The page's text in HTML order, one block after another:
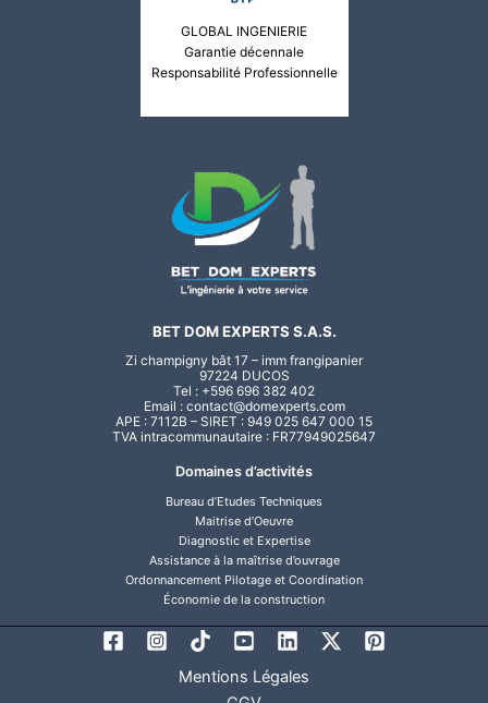
GLOBAL INGENIERIE
Garantie décennale
Responsabilité Professionnelle
BET DOM EXPERTS S.A.S.
Zi champigny bât 17 – imm frangipanier
97224 DUCOS
Tel : +596 696 382 402
Email : contact@domexperts.com
APE : 7112B – SIRET : 949 025 647 000 15
TVA intracommunautaire : FR77949025647
Domaines d’activités
Bureau d’Etudes Techniques
Maitrise d’Oeuvre
Diagnostic et Expertise
Assistance à la maîtrise d’ouvrage
Ordonnancement Pilotage et Coordination
Économie de la construction
Mentions Légales